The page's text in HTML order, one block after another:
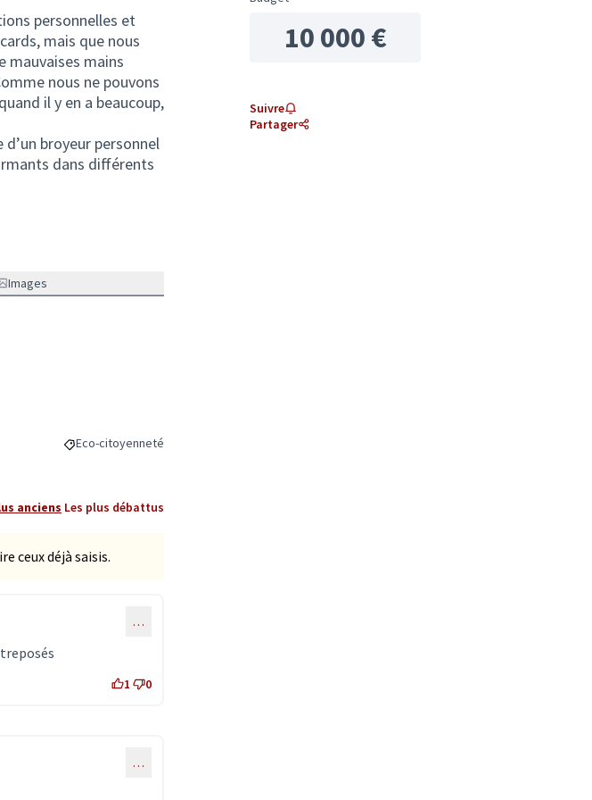
personnelles et
mais que nous
mauvaises mains
nous ne pouvons
il y en a beaucoup,
broyeur personnel
dans différents
Images
Filtrer les résultats de la catégorie : Eco-citoyenneté
Eco-citoyenneté
10 000 €
Suivre
Partager
anciens Les plus débattus
ceux déjà saisis.
…
1 0
…